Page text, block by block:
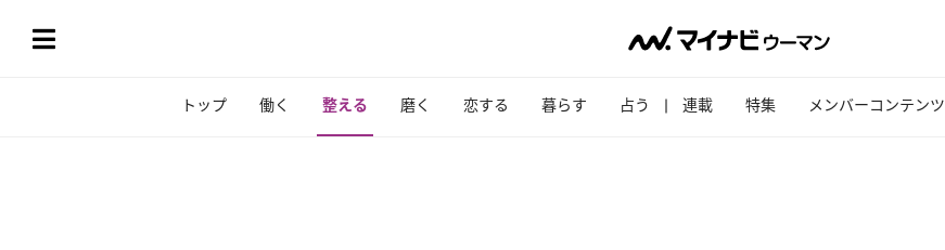
トップ 働く 整える 磨く 恋する 暮らす 占う 連載 特集 メンバーコンテンツ